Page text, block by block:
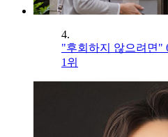
4.
"후회하지 않으려면"
1위